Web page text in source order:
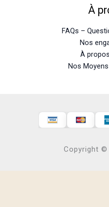
À
FAQs –
Nos
À
Nos
Copyright ©